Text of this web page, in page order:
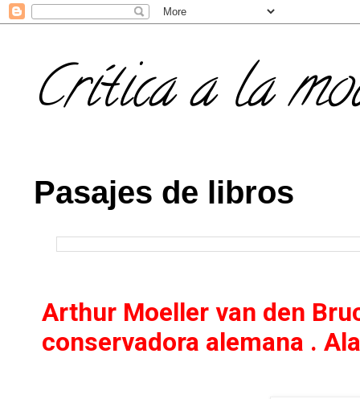
Crítica a la
Pasajes de libros
Arthur Moeller van den
conservadora alemana .